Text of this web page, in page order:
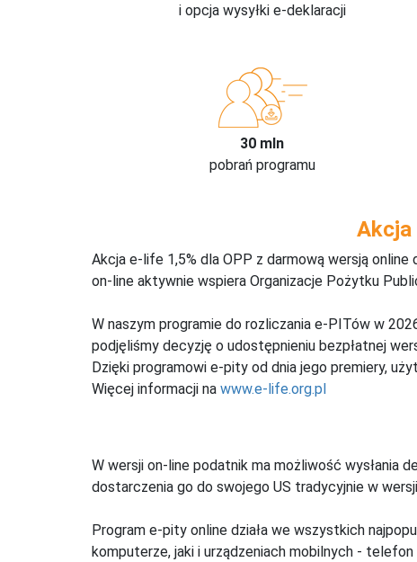
i opcja wysyłki e-deklaracji
30 mln
pobrań programu
Akcja
Akcja e-life 1,5% dla OPP z darmową wersją
on-line aktywnie wspiera Organizacje Pożytku
W naszym programie do rozliczania e-PITów w
podjęliśmy decyzję o udostępnieniu bezpłatnej
Dzięki programowi e-pity od dnia jego premiery,
Więcej informacji na www.e-life.org.pl
W wersji on-line podatnik ma możliwość wysłania
dostarczenia go do swojego US tradycyjnie w
Program e-pity online działa we wszystkich
komputerze, jaki i urządzeniach mobilnych -